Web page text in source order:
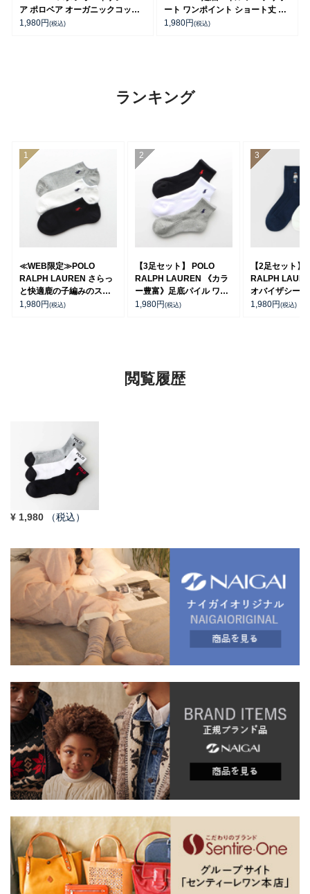
ア ポロベア オーガニックコット
ン混 ショート丈 ソックス メンズ
1,980円 (税込)
ート ワンポイント ショート丈 ソ
ックス メンズ 92009914
1,980円 (税込)
ランキング
≪WEB限定≫POLO
RALPH LAUREN さらっ
と快適鹿の子編みのスニ
ーカー丈ソックス 【3足
1,980円(税込)
【3足セット】 POLO
RALPH LAUREN 《カラ
ー豊富》足底パイル ワン
ポイントソックス ショー
1,980円(税込)
【2足セット】
RALPH
オバイザシー
ア オーガニッ
1,980円(税込)
閲覧履歴
¥ 1,980 （税込）